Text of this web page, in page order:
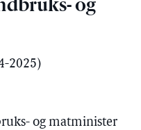
og
2025)
og matminister